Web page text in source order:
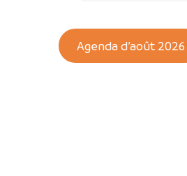
Agenda d’août 2026